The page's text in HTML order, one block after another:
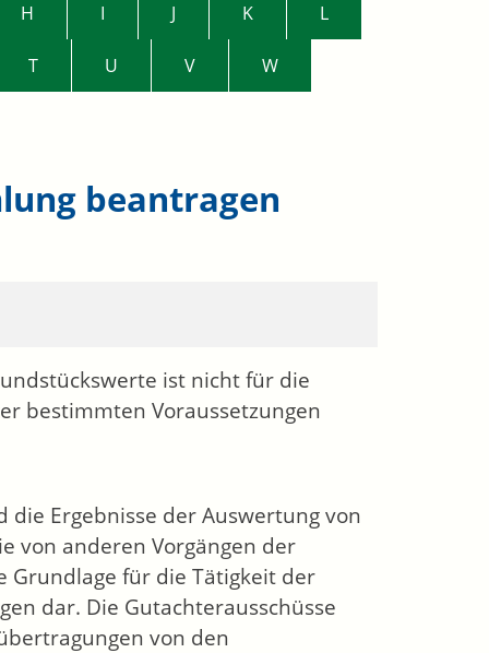
H I J K L
T U V W
beantragen
ist nicht für die
bestimmten Voraussetzungen
Ergebnisse der Auswertung von
von anderen Vorgängen der
Grundlage für die Tätigkeit der
dar. Die Gutachterausschüsse
von den